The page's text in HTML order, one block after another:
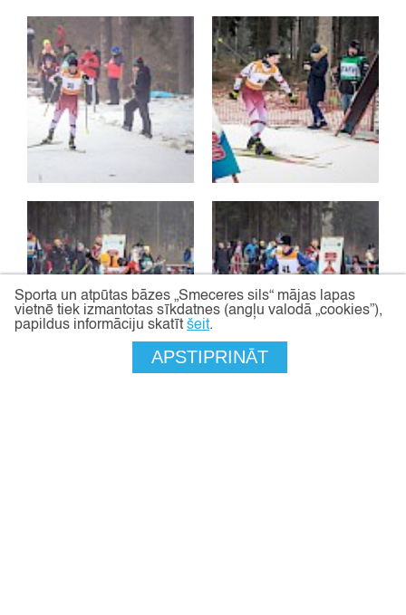
Sporta un atpūtas bāzes „Smeceres sils“ mājas lapas
vietnē tiek izmantotas sīkdatnes (angļu valodā „cookies”),
papildus informāciju skatīt šeit.
APSTIPRINĀT